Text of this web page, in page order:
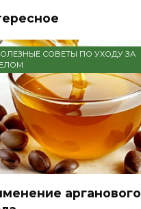
СОВЕТЫ ПО УХОДУ ЗА
арганового